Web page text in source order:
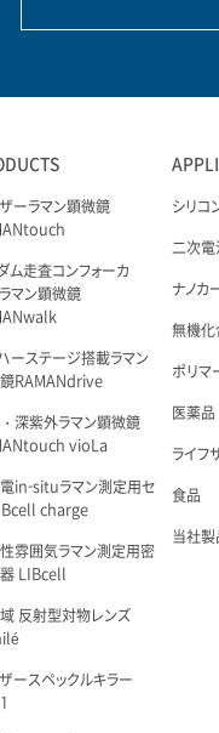
ーラマン顕微鏡
ム走査コンフォーカ
マン顕微鏡
ーステージ搭載ラマン
RAMANdrive
深紫外ラマン顕微鏡
vioLa
in-situラマン測定用セ
charge
雰囲気ラマン測定用密
LIBcell
反射型対物レンズ
ースペックルキラー
シリコ
二次電
ナノカ
無機
ポリマ
医薬品
ライフ
食品
当社製